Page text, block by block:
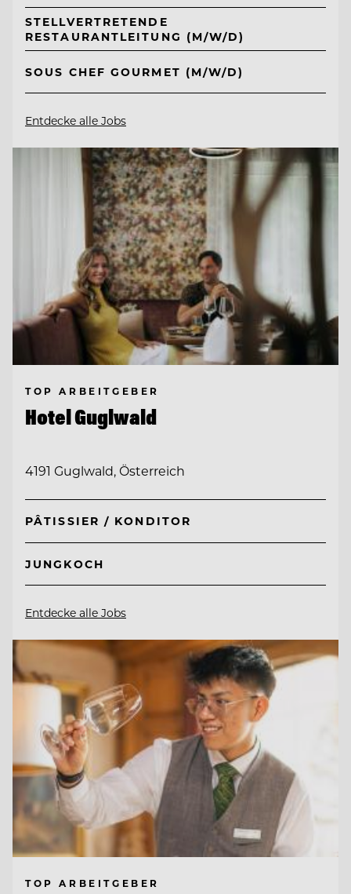
STELLVERTRETENDE
RESTAURANTLEITUNG (M/W/D)
SOUS CHEF GOURMET (M/W/D)
Entdecke alle Jobs
TOP ARBEITGEBER
Hotel Guglwald
4191 Guglwald, Österreich
PÂTISSIER / KONDITOR
JUNGKOCH
Entdecke alle Jobs
TOP ARBEITGEBER